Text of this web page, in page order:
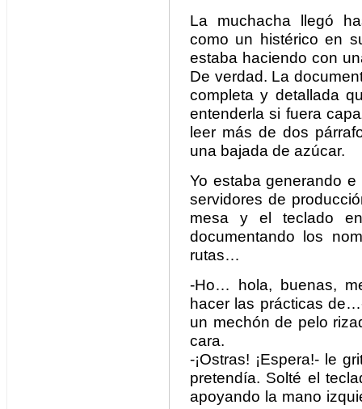
La muchacha llegó
como un histérico en
estaba haciendo con
De verdad. La
completa y detallada
entenderla si fuera
leer más de dos
una bajada de azúcar.
Yo estaba generando
servidores de
mesa y el teclado
documentando los
rutas…
-Ho… hola, buenas,
hacer las prácticas
un mechón de pelo
cara.
-¡Ostras! ¡Espera!- le
pretendía. Solté el
apoyando la mano